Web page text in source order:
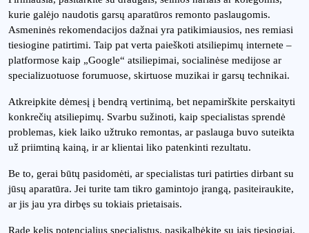
kurie galėjo naudotis garsų aparatūros remonto paslaugomis.
Asmeninės rekomendacijos dažnai yra patikimiausios, nes remiasi
tiesiogine patirtimi. Taip pat verta paieškoti atsiliepimų internete –
platformose kaip „Google“ atsiliepimai, socialinėse medijose ar
specializuotuose forumuose, skirtuose muzikai ir garsų technikai.
Atkreipkite dėmesį į bendrą vertinimą, bet nepamirškite perskaityti
konkrečių atsiliepimų. Svarbu sužinoti, kaip specialistas sprendė
problemas, kiek laiko užtruko remontas, ar paslauga buvo suteikta
už priimtiną kainą, ir ar klientai liko patenkinti rezultatu.
Be to, gerai būtų pasidomėti, ar specialistas turi patirties dirbant su
jūsų aparatūra. Jei turite tam tikro gamintojo įrangą, pasiteiraukite,
ar jis jau yra dirbęs su tokiais prietaisais.
Radę kelis potencialius specialistus, pasikalbėkite su jais tiesiogiai.